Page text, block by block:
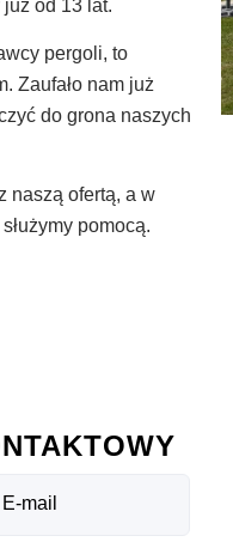
od 13 lat.
pergoli, to
Zaufało nam już
do grona naszych
naszą ofertą, a w
pomocą.